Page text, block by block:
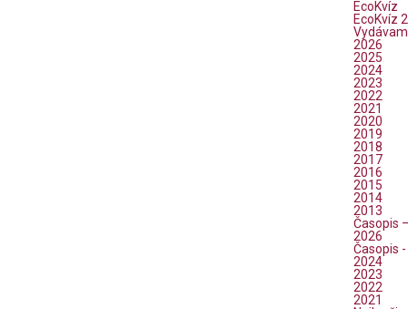
EcoKvíz
EcoKvíz 2
2026
2025
2024
2023
2022
2021
2020
2019
2018
2017
2016
2015
2014
2013
Časopis
2026
Časopis
2024
2023
2022
2021